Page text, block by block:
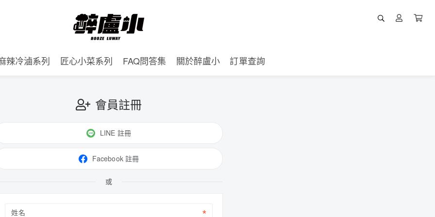
辣冷滷系列 匠心小菜系列 FAQ問答集 關於醉盧小 訂單查詢
會員註冊
LINE 註冊
Facebook 註冊
或
姓名